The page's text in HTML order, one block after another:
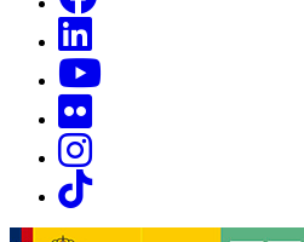
Links, Opens in this window
Links, Opens in this window
Links, Opens in this window
Links, Opens in this window